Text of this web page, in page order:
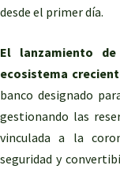
desde el primer día.
El lanzamiento
ecosistema
banco designado
gestionando las
vinculada a la
seguridad y